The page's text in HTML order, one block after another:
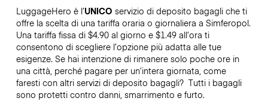
LuggageHero è l’UNICO servizio di deposito bagagli che ti
offre la scelta di una tariffa oraria o giornaliera a Simferopol.
Una tariffa fissa di $4.90 al giorno e $1.49 all’ora ti
consentono di scegliere l’opzione più adatta alle tue
esigenze. Se hai intenzione di rimanere solo poche ore in
una città, perché pagare per un’intera giornata, come
faresti con altri servizi di deposito bagagli? Tutti i bagagli
sono protetti contro danni, smarrimento e furto.